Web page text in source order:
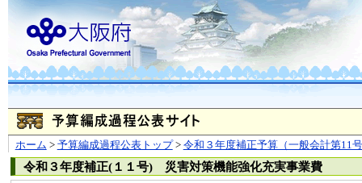
ホーム > 予算編成過程公表トップ> 令和３年度補正予算（一般会計第11
令和３年度補正(１１号) 災害対策機能強化充実事業費